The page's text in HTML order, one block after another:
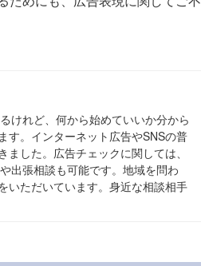
けれど、何から始めていいか分から
す。インターネット広告やSNSの普
した。広告チェックに関しては、
出張相談も可能です。地域を問わ
いただいています。身近な相談相手